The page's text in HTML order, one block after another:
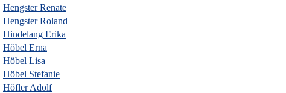
Hengster Renate
Hengster Roland
Hindelang Erika
Höbel Erna
Höbel Lisa
Höbel Stefanie
Höfler Adolf